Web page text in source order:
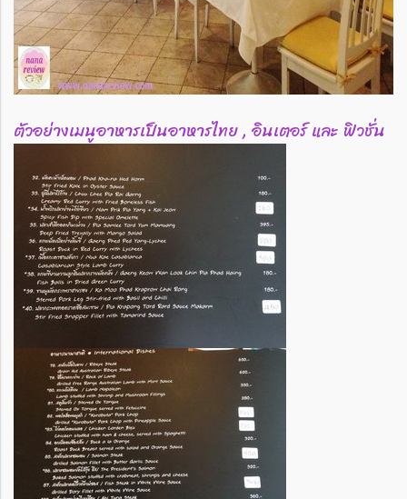
ตัวอย่างเมนูอาหารเป็นอาหารไทย , อินเตอร์ และ ฟิวชั่น